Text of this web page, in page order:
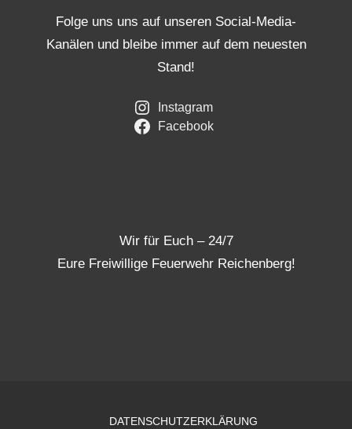
Folge uns uns auf unseren Social-Media-
Kanälen und bleibe immer auf dem neuesten
Stand!
Instagram
Facebook
Wir für Euch – 24/7
Eure Freiwillige Feuerwehr Reichenberg!
DATENSCHUTZERKLÄRUNG